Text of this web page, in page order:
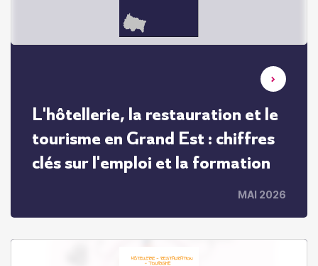
L'hôtellerie, la restauration et le
tourisme en Grand Est : chiffres
clés sur l'emploi et la formation
MAI 2026